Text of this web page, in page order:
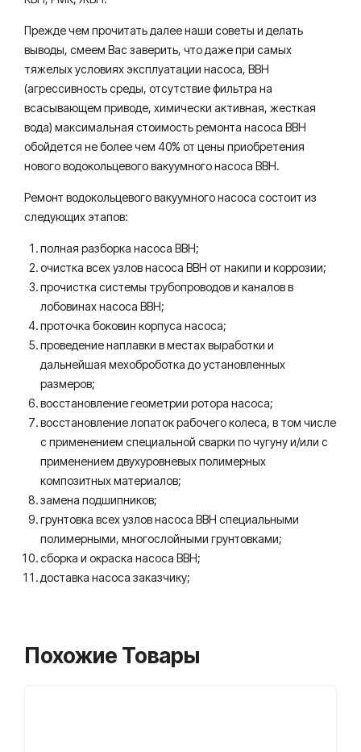
Прежде чем прочитать далее наши советы и делать
выводы, смеем Вас заверить, что даже при самых
тяжелых условиях эксплуатации насоса, ВВН
(агрессивность среды, отсутствие фильтра на
всасывающем приводе, химически активная, жесткая
вода) максимальная стоимость ремонта насоса ВВН
обойдется не более чем 40% от цены приобретения
нового водокольцевого вакуумного насоса ВВН.
Ремонт водокольцевого вакуумного насоса состоит из
следующих этапов:
полная разборка насоса ВВН;
очистка всех узлов насоса ВВН от накипи и коррозии;
прочистка системы трубопроводов и каналов в
лобовинах насоса ВВН;
проточка боковин корпуса насоса;
проведение наплавки в местах выработки и
дальнейшая мехоброботка до установленных
размеров;
восстановление геометрии ротора насоса;
восстановление лопаток рабочего колеса, в том числе
с применением специальной сварки по чугуну и/или с
применением двухуровневых полимерных
композитных материалов;
замена подшипников;
грунтовка всех узлов насоса ВВН специальными
полимерными, многослойными грунтовками;
сборка и окраска насоса ВВН;
доставка насоса заказчику;
Похожие Товары